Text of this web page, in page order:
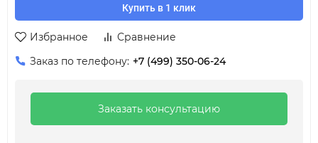
Купить в 1 клик
Избранное
Сравнение
Заказ по телефону: +7 (499) 350-06-24
Заказать консультацию